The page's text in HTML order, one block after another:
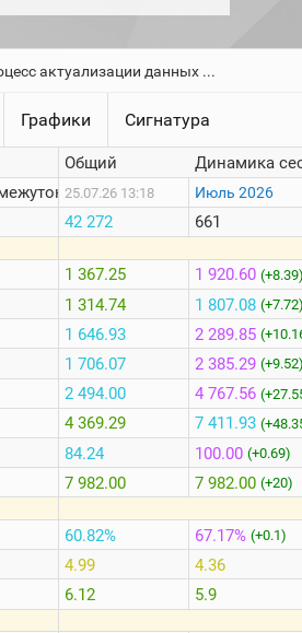
актуализации данных ...
Графики Сигнатура
Общий
25.07.26 13:18
42 272
1 367.25
1 314.74
1 646.93
1 706.07
2 494.00
4 369.29
84.24
7 982.00
60.82%
4.99
6.12
Динамика
Июль 2026
661
1 920.60
1 807.08
2 289.85
2 385.29
4 767.56
7 411.93
100.00 (+0.69)
7 982.00 (+20)
67.17% (+0.1)
4.36
5.9